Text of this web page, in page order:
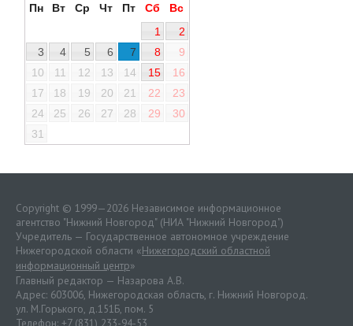
Пн Вт Ср Чт Пт Сб
Вс
1
2
3
4 5 6 7 8
9
10
11 12 13 14 15
16
17
18 19 20 21 22
23
24
25 26 27 28 29
30
31
Copyright © 1999—2026 Независимое информационное
агентство "Нижний Новгород" (НИА "Нижний Новгород")
Учредитель — Государственное автономное учреждение
Нижегородской области «Нижегородский областной
информационный центр»
Главный редактор — Назарова А.В.
Адрес: 603006, Нижегородская область, г. Нижний Новгород.
ул. М.Горького, д.151Б, пом. 5
Телефон: +7 (831) 233-94-53